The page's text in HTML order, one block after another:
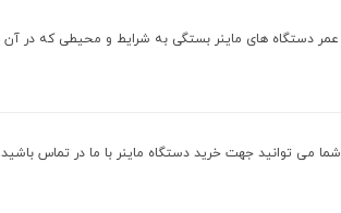
شما می توانید جهت خرید دستگاه ماینر با ما در تماس